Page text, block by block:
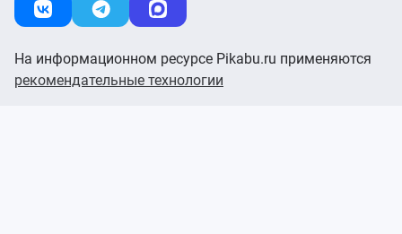
На информационном ресурсе Pikabu.ru применяются
рекомендательные технологии